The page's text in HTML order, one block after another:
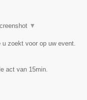
▼
zoekt voor op uw event.
act van 15min.